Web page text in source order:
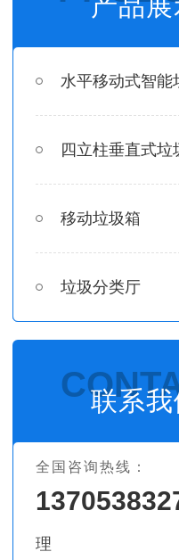
水平移动式智能
四立柱垂直式垃
移动垃圾箱
垃圾分类厅
联系
全国咨询热线：
理